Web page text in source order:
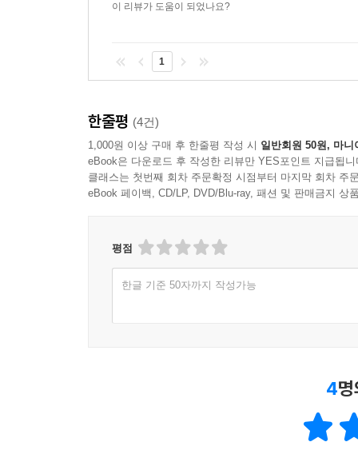
이 리뷰가 도움이 되었나요?
1
한줄평 (4건)
1,000원 이상 구매 후 한줄평 작성 시 일반회원 50원, 마니
eBook은 다운로드 후 작성한 리뷰만 YES포인트 지급됩니
클래스는 첫번째 회차 주문확정 시점부터 마지막 회차 주
eBook 페이백, CD/LP, DVD/Blu-ray, 패션 및 판매금지 상
평점
한글 기준 50자까지 작성가능
4